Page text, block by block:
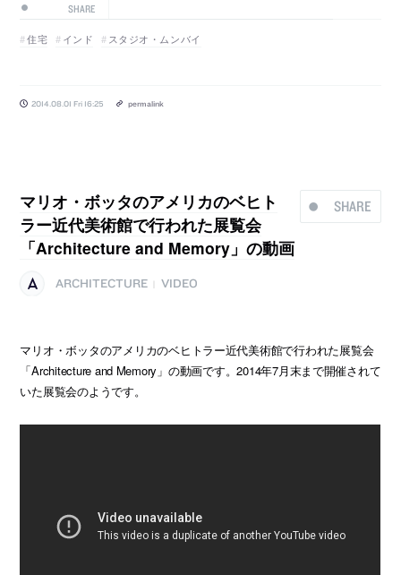
SHARE
住宅 インド スタジオ・ムンバイ
2014.08.01 Fri 16:25 permalink
SHARE
マリオ・ボッタのアメリカのベヒト
ラー近代美術館で行われた展覧会
「Architecture and Memory」の動画
ARCHITECTURE VIDEO
マリオ・ボッタのアメリカのベヒトラー近代美術館で行われた展覧会
「Architecture and Memory」の動画です。2014年7月末まで開催されて
いた展覧会のようです。